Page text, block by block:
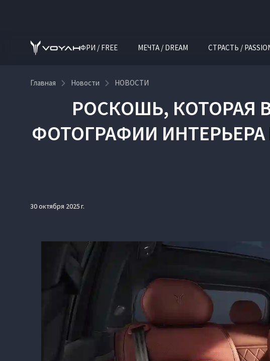
ФРИ / FREE МЕЧТА / DREAM СТРАСТЬ /
Главная Новости НОВОСТИ
РОСКОШЬ, КОТОРАЯ
ФОТОГРАФИИ
30 октября 2025 г.